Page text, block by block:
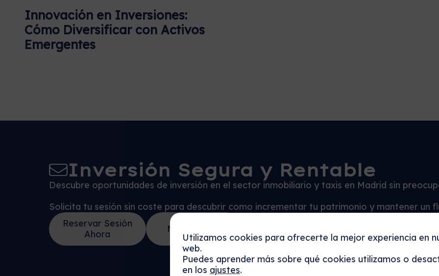
Innovación en Inversiones:
Cómo Diversificar con Activos
Emergentes
Inversión Segura y Rentable
Descubre oportunidades de inversión en el sector inmobiliario y taxis en Madrid sin
Solicita tu sesión sin coste para descubrir como incrementar tu patrimonio y mantener un
Reservar Sesión
Ahora
Más detalles
Utilizamos cookies para ofrecerte la mejor experiencia en
web.
Puedes aprender más sobre qué cookies utilizamos o
en los ajustes.